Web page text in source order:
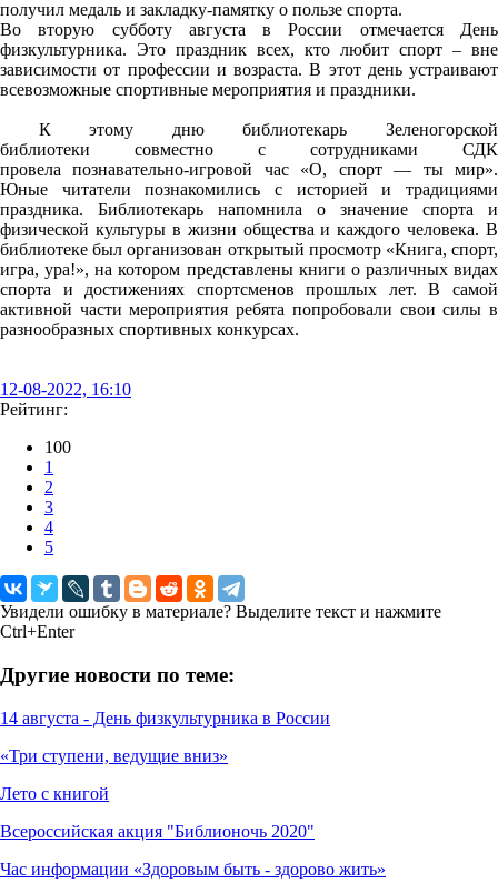
получил медаль и закладку-памятку о пользе спорта.
Во вторую субботу августа в России отмечается День
физкультурника. Это праздник всех, кто любит спорт – вне
зависимости от профессии и возраста. В этот день устраивают
всевозможные спортивные мероприятия и праздники.
К этому дню библиотекарь Зеленогорской
библиотеки совместно с сотрудниками СДК
провела познавательно-игровой час «О, спорт — ты мир».
Юные читатели познакомились с историей и традициями
праздника. Библиотекарь напомнила о значение спорта и
физической культуры в жизни общества и каждого человека. В
библиотеке был организован открытый просмотр «Книга, спорт,
игра, ура!», на котором представлены книги о различных видах
спорта и достижениях спортсменов прошлых лет. В самой
активной части мероприятия ребята попробовали свои силы в
разнообразных спортивных конкурсах.
12-08-2022, 16:10
Рейтинг:
100
1
2
3
4
5
Увидели ошибку в материале? Выделите текст и нажмите
Ctrl+Enter
Другие новости по теме:
14 августа - День физкультурника в России
«Три ступени, ведущие вниз»
Лето с книгой
Всероссийская акция "Библионочь 2020"
Час информации «Здоровым быть - здорово жить»